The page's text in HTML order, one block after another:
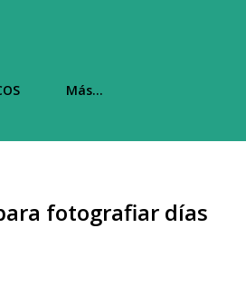
Más…
fotografiar días